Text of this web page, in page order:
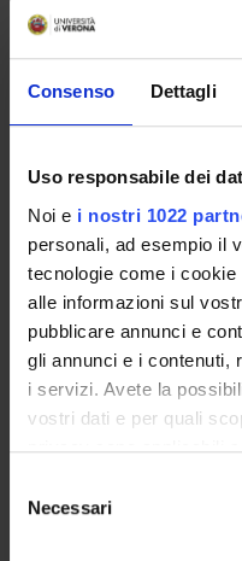
Consenso Dettagli
Uso responsabile dei
Noi e i nostri 1022
personali, ad esempio il
tecnologie come i
alle informazioni sul
pubblicare annunci e
gli annunci e i contenuti,
i servizi. Avete la
vostri dati e per quali
privacy sono applicabili
modificare o revocare il
momento dalla
delNecessari
External reference
Andrea Melle
Department
Cultures and Civilizations
ORGANISATION
GOVERNANCE
COMMITTEES
DEPARTMENT
DEPARTMENT